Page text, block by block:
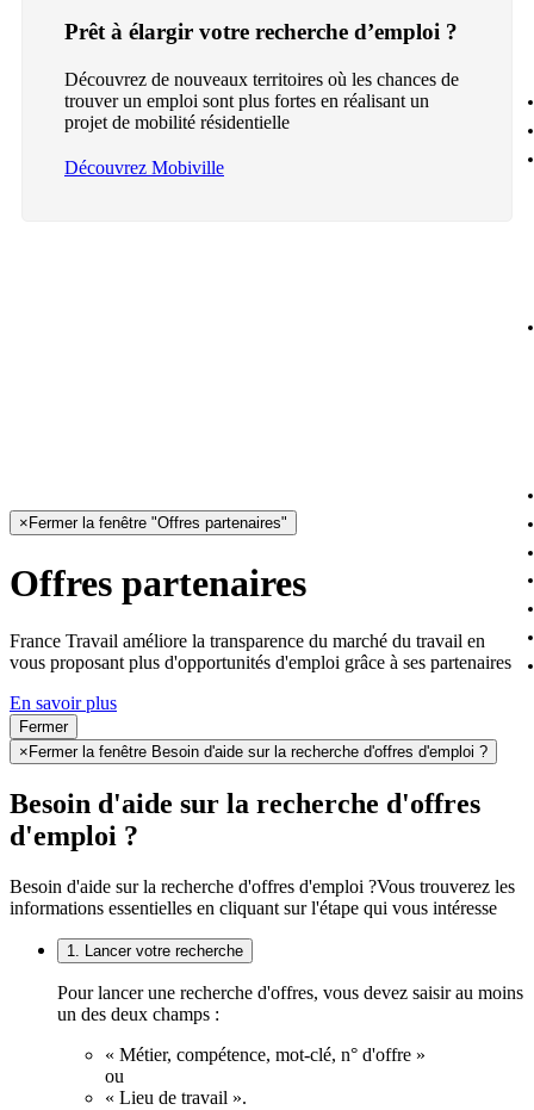
Prêt à élargir votre recherche d’emploi ?
Découvrez de nouveaux territoires où les chances de
trouver un emploi sont plus fortes en réalisant un
projet de mobilité résidentielle
Découvrez Mobiville
× Fermer la fenêtre "Offres partenaires"
Offres partenaires
France Travail améliore la transparence du marché du travail en
vous proposant plus d'opportunités d'emploi grâce à ses partenaires
En savoir plus
Fermer
× Fermer la fenêtre Besoin d'aide sur la recherche d'offres d'emploi ?
Besoin d'aide sur la recherche d'offres
d'emploi ?
Besoin d'aide sur la recherche d'offres d'emploi ?Vous trouverez les
informations essentielles en cliquant sur l'étape qui vous intéresse
1. Lancer votre recherche
Pour lancer une recherche d'offres, vous devez saisir au moins
un des deux champs :
« Métier, compétence, mot-clé, n° d'offre »
ou
« Lieu de travail ».